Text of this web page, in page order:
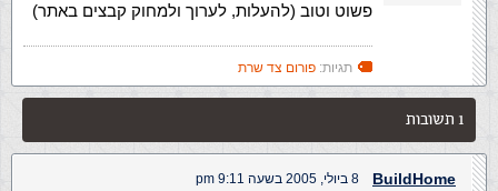
פשוט וטוב (להעלות, לערוך ולמחוק קבצים באתר)
תגיות: פורום צד שרת
1 תשובות
BuildHome 8 ביולי, 2005 בשעה 9:11 pm